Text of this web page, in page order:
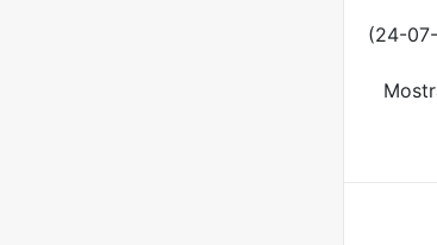
(24-